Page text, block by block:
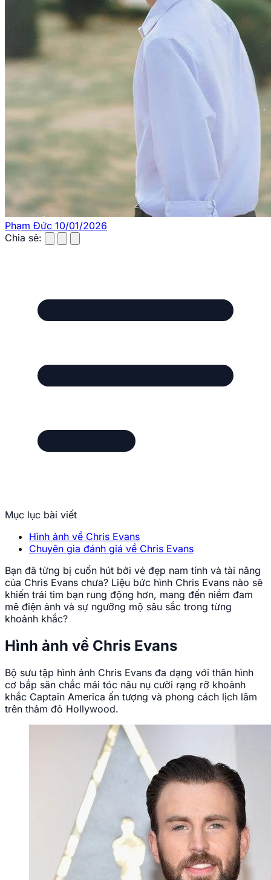
Phạm Đức 10/01/2026
Chia sẻ:
Mục lục bài viết
Hình ảnh về Chris Evans
Chuyên gia đánh giá về Chris Evans
Bạn đã từng bị cuốn hút bởi vẻ đẹp nam tính và tài năng
của Chris Evans chưa? Liệu bức hình Chris Evans nào sẽ
khiến trái tim bạn rung động hơn, mang đến niềm đam
mê điện ảnh và sự ngưỡng mộ sâu sắc trong từng
khoảnh khắc?
Hình ảnh về Chris Evans
Bộ sưu tập hình ảnh Chris Evans đa dạng với thân hình
cơ bắp săn chắc mái tóc nâu nụ cười rạng rỡ khoảnh
khắc Captain America ấn tượng và phong cách lịch lãm
trên thảm đỏ Hollywood.